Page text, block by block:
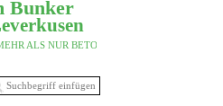
Bunker
ALS NUR BETON